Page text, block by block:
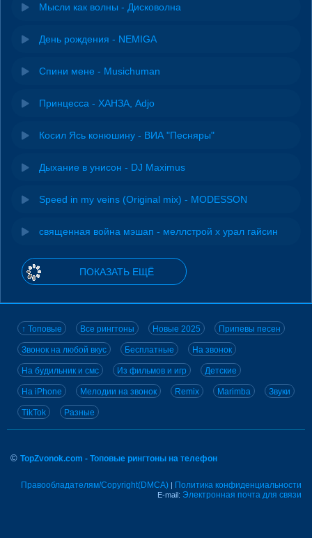
Мысли как волны - Дисковолна
День рождения - NEMIGA
Спини мене - Musichuman
Принцесса - ХАНЗА, Adjo
Косил Ясь конюшину - ВИА "Песняры"
Дыхание в унисон - DJ Maximus
Speed in my veins (Original mix) - MODESSON
священная война мэшап - меллстрой х урал гайсин
ПОКАЗАТЬ ЕЩЁ
↑ Топовые Все рингтоны Новые 2025 Припевы песен
Звонок на любой вкус Бесплатные На звонок
На будильник и смс Из фильмов и игр Детские
На iPhone Мелодии на звонок Remix Marimba Звуки
TikTok Разные
© TopZvonok.com - Топовые рингтоны на телефон
Правообладателям/Copyright(DMCA) | Политика конфиденциальности
E-mail: Электронная почта для связи